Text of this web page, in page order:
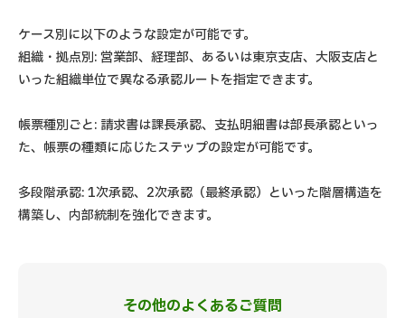
ケース別に以下のような設定が可能です。
組織・拠点別: 営業部、経理部、あるいは東京支店、大阪支店と
いった組織単位で異なる承認ルートを指定できます。
帳票種別ごと: 請求書は課長承認、支払明細書は部長承認といっ
た、帳票の種類に応じたステップの設定が可能です。
多段階承認: 1次承認、2次承認（最終承認）といった階層構造を
構築し、内部統制を強化できます。
その他のよくあるご質問